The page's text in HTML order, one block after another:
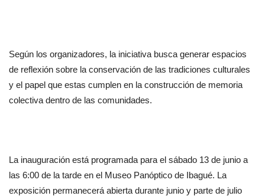
Según los organizadores, la iniciativa busca generar espacios
de reflexión sobre la conservación de las tradiciones culturales
y el papel que estas cumplen en la construcción de memoria
colectiva dentro de las comunidades.
La inauguración está programada para el sábado 13 de junio a
las 6:00 de la tarde en el Museo Panóptico de Ibagué. La
exposición permanecerá abierta durante junio y parte de julio